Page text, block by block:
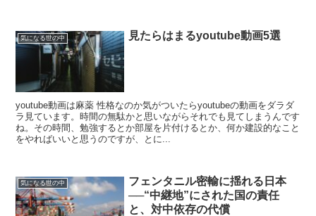
気になる世の中 見たらはまるyoutube動画5選
youtube動画は麻薬 性格なのか気がついたらyoutubeの動画をダラダ
ラ見ています。時間の無駄かと思いながらそれでも見てしまうんです
ね。その時間、勉強するとか部屋を片付けるとか、何か建設的なこと
をやればいいと思うのですが、とに...
気になる世の中
フェンタニル密輸に揺れる日本
──“中継地”にされた国の責任
と、対中依存の代償